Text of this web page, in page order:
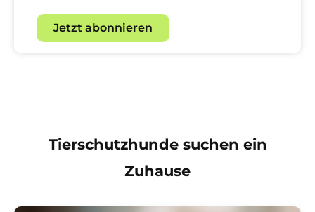
Jetzt abonnieren
Tierschutzhunde suchen ein
Zuhause